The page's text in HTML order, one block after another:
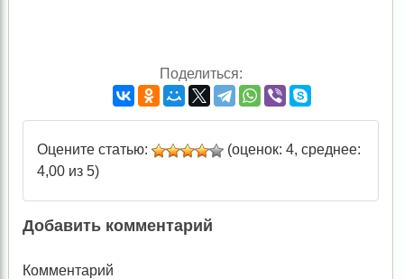
Поделиться:
Оцените статью:
(оценок: 4, среднее:
4,00 из 5)
Добавить комментарий
Комментарий